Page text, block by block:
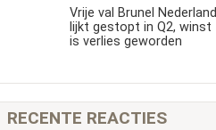
Vrije val Brunel Nederland
lijkt gestopt in Q2, winst
is verlies geworden
RECENTE REACTIES